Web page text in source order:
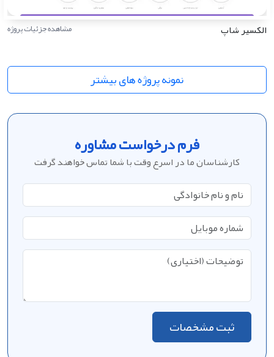
الکسیر شاپ مشاهده جزئیات پروژه
نمونه پروژه های بیشتر
فرم درخواست مشاوره
کارشناسان ما در اسرع وقت با شما تماس خواهند گرفت
ثبت مشخصات